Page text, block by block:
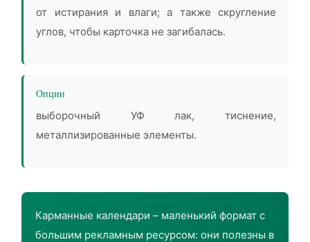
от истирания и влаги; а также скругление
углов, чтобы карточка не загибалась.
Опции
выборочный УФ лак, тиснение,
металлизированные элементы.
Карманные календари – маленький формат с
большим рекламным ресурсом: они полезны в